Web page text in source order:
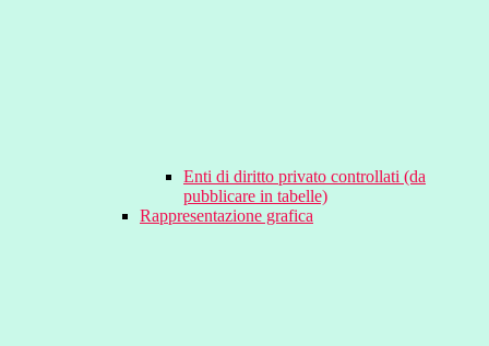
Enti di diritto privato controllati (da
pubblicare in tabelle)
Rappresentazione grafica